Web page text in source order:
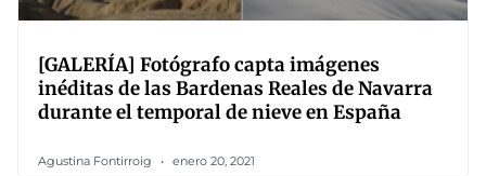
[GALERÍA] Fotógrafo capta imágenes
inéditas de las Bardenas Reales de Navarra
durante el temporal de nieve en España
Agustina Fontirroig enero 20, 2021